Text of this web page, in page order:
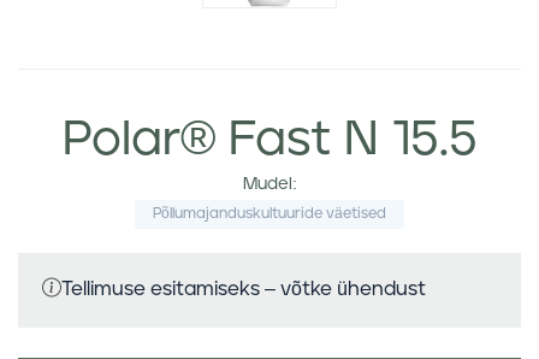
Polar® Fast N 15.5
Mudel:
Põllumajanduskultuuride väetised
Tellimuse esitamiseks – võtke ühendust